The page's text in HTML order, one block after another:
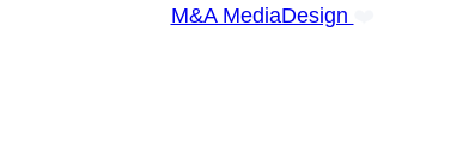
M&A MediaDesign